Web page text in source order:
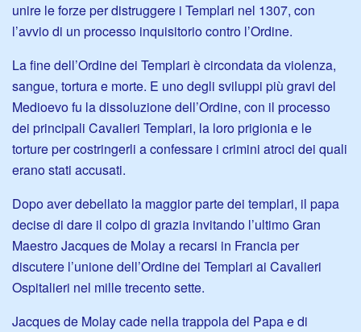
unire le forzeper distruggere i Templari nel 1307, con
l’avvio di un processo inquisitorio contro l’Ordine.
La fine dell’Ordine dei Templari è circondata da violenza,
sangue, tortura e morte. E uno degli sviluppi più gravi del
Medioevo fu la dissoluzione dell’Ordine, con il processo
dei principali Cavalieri Templari, la loro prigionia e le
torture per costringerli a confessare i crimini atroci dei quali
erano stati accusati.
Dopo aver debellato la maggior parte dei templari, il papa
decise di dare il colpo di grazia invitando l’ultimo Gran
Maestro Jacques de Molay a recarsi in Francia per
discutere l’unione dell’Ordine dei Templari ai Cavalieri
Ospitalieri nel mille trecento sette.
Jacques de Molay cade nella trappola del Papa e di